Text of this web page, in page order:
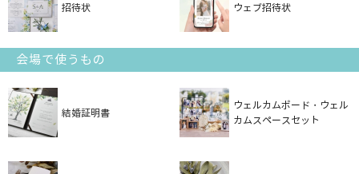
招待状 ウェブ招待状
会場で使うもの
結婚証明書
ウェルカムボード・ウェル
カムスペースセット